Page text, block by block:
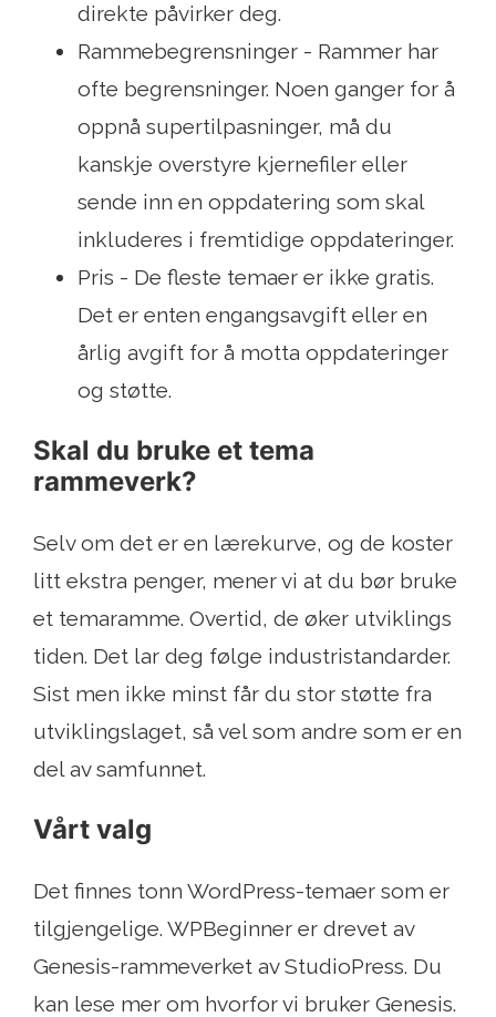
direkte påvirker deg.
Rammebegrensninger - Rammer har
ofte begrensninger. Noen ganger for å
oppnå supertilpasninger, må du
kanskje overstyre kjernefiler eller
sende inn en oppdatering som skal
inkluderes i fremtidige oppdateringer.
Pris - De fleste temaer er ikke gratis.
Det er enten engangsavgift eller en
årlig avgift for å motta oppdateringer
og støtte.
Skal du bruke et tema
rammeverk?
Selv om det er en lærekurve, og de koster
litt ekstra penger, mener vi at du bør bruke
et temaramme. Overtid, de øker utviklings
tiden. Det lar deg følge industristandarder.
Sist men ikke minst får du stor støtte fra
utviklingslaget, så vel som andre som er en
del av samfunnet.
Vårt valg
Det finnes tonn WordPress-temaer som er
tilgjengelige. WPBeginner er drevet av
Genesis-rammeverket av StudioPress. Du
kan lese mer om hvorfor vi bruker Genesis.